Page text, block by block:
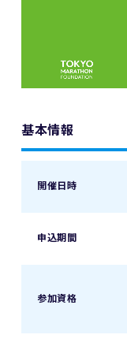
基本情報
開催日時
申込期間
参加資格